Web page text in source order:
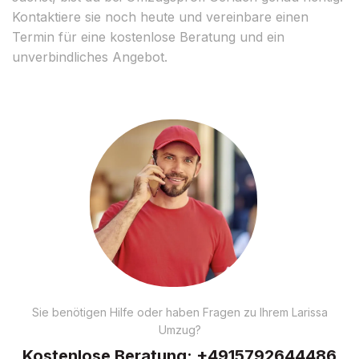
Kontaktiere sie noch heute und vereinbare einen
Termin für eine kostenlose Beratung und ein
unverbindliches Angebot.
Sie benötigen Hilfe oder haben Fragen zu Ihrem Larissa
Umzug?